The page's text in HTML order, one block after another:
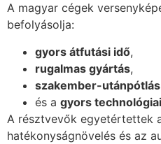
A magyar cégek
befolyásolja:
gyors átfutási idő,
rugalmas gyártás,
szakember-utánpótlás
és a gyors
A résztvevők egyetértettek
hatékonyságnövelés és az